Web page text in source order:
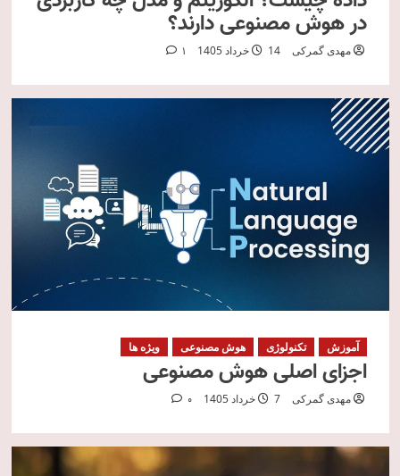
در هوش مصنوعی دارند؟
مهدی گمرکی 14 خرداد 1405 1
آموزش تکنولوژی هوش مصنوعی ویژه ها
اجزای اصلی هوش مصنوعی
مهدی گمرکی 7 خرداد 1405 0